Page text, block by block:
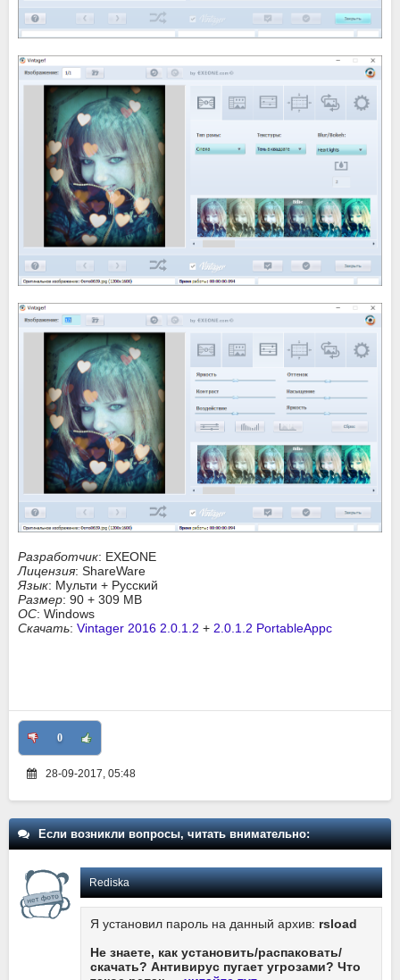
Разработчик: EXEONE
Лицензия: ShareWare
Язык: Мульти + Русский
Размер: 90 + 309 MB
ОС: Windows
Скачать: Vintager 2016 2.0.1.2 + 2.0.1.2 PortableAppc
0
28-09-2017, 05:48
Если возникли вопросы, читать внимательно:
Rediska
Я установил пароль на данный архив: rsload
Не знаете, как установить/распаковать/
скачать? Антивирус пугает угрозами? Что